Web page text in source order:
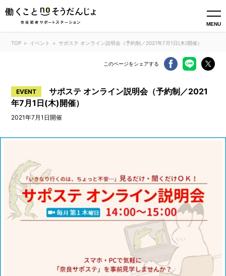
MENU
TOP イベント サポステ オンライン説明会（予約制／2021年7月1日(木)開催）
このページをシェアする
EVENT
サポステ オンライン説明会（予約制／2021
年7月1日(木)開催）
2021年7月1日開催